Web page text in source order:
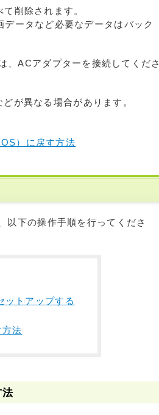
削除されます。
ータなど必要なデータはバック
、ACアダプターを接続してくださ
が異なる場合があります。
）に戻す方法
下の操作手順を行ってくださ
ットアップする
法
法